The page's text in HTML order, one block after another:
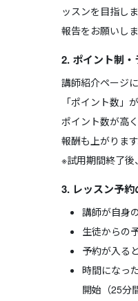
ッスンを目指し
報告をお願いしま
2. ポイント制
講師紹介ページ
「ポイント数」
ポイント数が高
報酬も上がります
※試用期間終了後
3. レッスン予約
講師が自身
生徒からの
予約が入る
時間になっ
開始（25分間